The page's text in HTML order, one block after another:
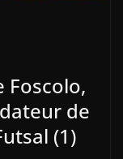
Foscolo,
de
(1)